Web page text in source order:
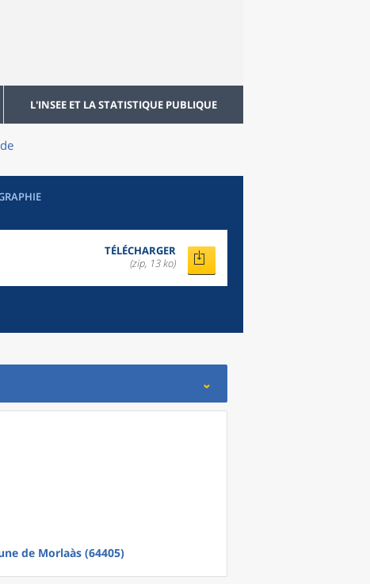
L'INSEE ET LA STATISTIQUE PUBLIQUE
TÉLÉCHARGER
(zip, 13 ko)
de Morlaàs (64405)